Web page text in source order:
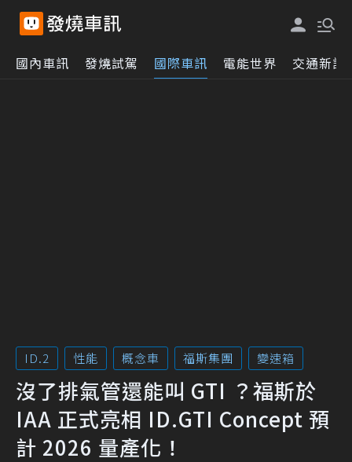
國內車訊 發燒試駕 國際車訊 電能世界 交通新訊
ID.2 性能 概念車 福斯集團 變速箱
沒了排氣管還能叫 GTI ？福斯於
IAA 正式亮相 ID.GTI Concept 預
計 2026 量產化！